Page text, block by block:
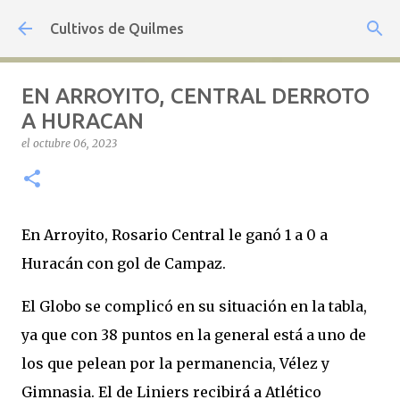
Ir al contenido principal
Cultivos de Quilmes
EN ARROYITO, CENTRAL DERROTO
A HURACAN
el octubre 06, 2023
En Arroyito, Rosario Central le ganó 1 a 0 a
Huracán con gol de Campaz.
El Globo se complicó en su situación en la tabla,
ya que con 38 puntos en la general está a uno de
los que pelean por la permanencia, Vélez y
Gimnasia. El de Liniers recibirá a Atlético